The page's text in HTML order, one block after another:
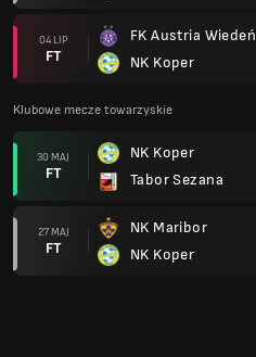
04 LIP
FT
FK Austria Wiedeń
NK Koper
Klubowe mecze towarzyskie
30 MAJ
FT
NK Koper
Tabor Sezana
27 MAJ
FT
NK Maribor
NK Koper